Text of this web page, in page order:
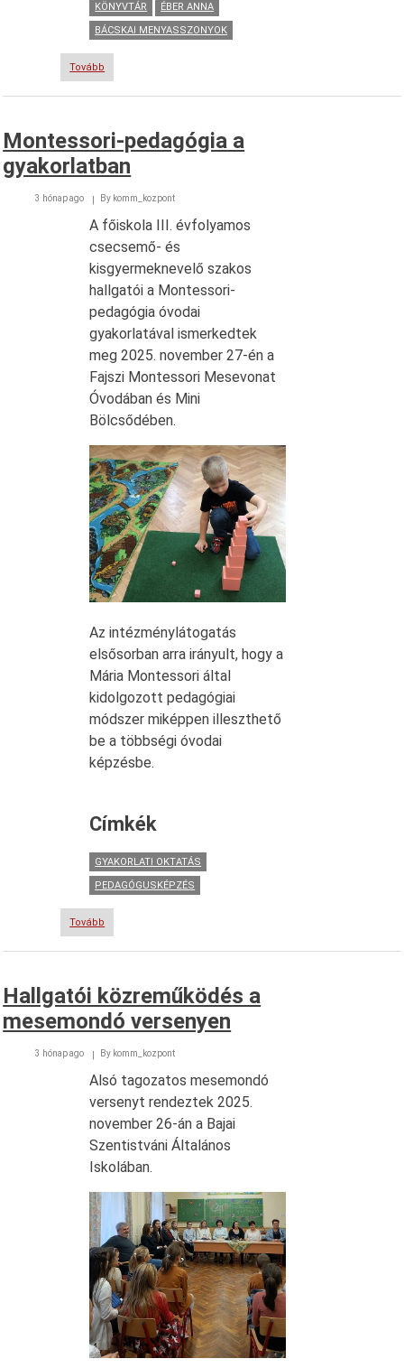
KÖNYVTÁR
ÉBER ANNA
BÁCSKAI MENYASSZONYOK
Tovább
bácskai
menyasszonyok
Montessori-pedagógia a
gyakorlatban
3 hónap ago By komm_kozpont
A főiskola III. évfolyamos
csecsemő- és
kisgyermeknevelő szakos
hallgatói a Montessori-
pedagógia óvodai
gyakorlatával ismerkedtek
meg 2025. november 27-én a
Fajszi Montessori Mesevonat
Óvodában és Mini
Bölcsődében.
Az intézménylátogatás
elsősorban arra irányult, hogy a
Mária Montessori által
kidolgozott pedagógiai
módszer miképpen illeszthető
be a többségi óvodai
képzésbe.
Címkék
GYAKORLATI OKTATÁS
PEDAGÓGUSKÉPZÉS
Tovább
pedagógia
a
Hallgatói közreműködés a
mesemondó versenyen
3 hónap ago By komm_kozpont
Alsó tagozatos mesemondó
versenyt rendeztek 2025.
november 26-án a Bajai
Szentistváni Általános
Iskolában.